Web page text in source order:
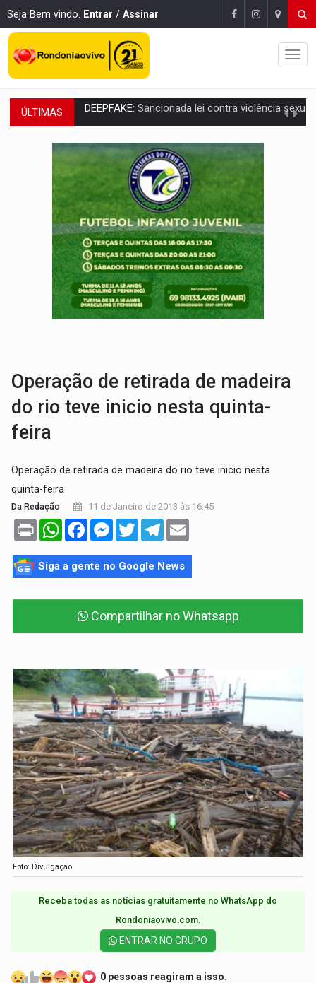
Seja Bem vindo. Entrar / Assinar
ÚLTIMAS COLEGIADO:Brasil e Rússia discutem energia nuclear, defesa e
URGENTE:Colisão entre caminhão e carro deixa quatro mortos e um em
ENCONTRO:Amazônia Negra ganha projeção nacional com participação de
PREVISÃO:Porto Velho tem chances de chuvas isoladas nesta
SINDICATOS UNIDOS:Assembleia Geral delibera greve da educação
PROCESSO SELETIVO:Rondoniaovivo abre oficina de Comunicação com
AGOSTO LILÁS:MPRO lança de portal e promove reflexão sobre trajetória da
REGULARIZAÇÃO:Refis 2026 segue até o fim do ano para
Operação de retirada de madeira
do rio teve inicio nesta quinta-
feira
Operação de retirada de madeira do rio teve inicio nesta
quinta-feira
Da Redação 11 de Janeiro de 2013 às 16:45
Print WhatsAppFacebookMessenger
TwitterTelegram
Siga a gente no Google News
Compartilhar no Whatsapp
Foto: Divulgação
Receba todas as notícias gratuitamente no WhatsApp do
Rondoniaovivo.com.​
ENTRAR NO GRUPO
0 pessoas reagiram a isso.